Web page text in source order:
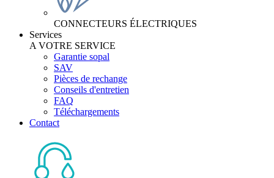
CONNECTEURS ÉLECTRIQUES
Services
A VOTRE SERVICE
Garantie sopal
SAV
Pièces de rechange
Conseils d'entretien
FAQ
Téléchargements
Contact